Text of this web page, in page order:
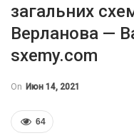
загальних
Верланова —
sxemy.com
On Июн 14, 2021
64